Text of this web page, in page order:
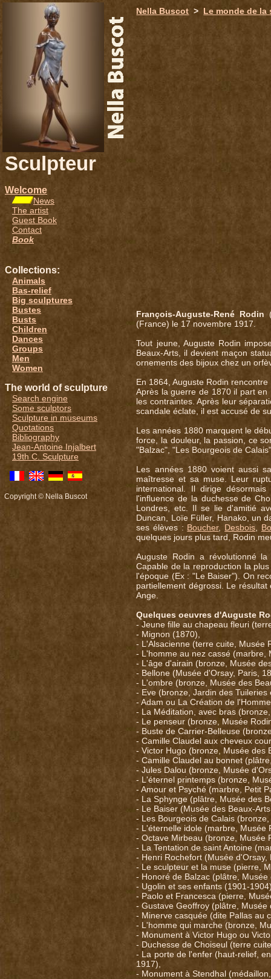
Sculpteur
Welcome
News
The artist
Guest Book
Contact
Book
Collections:
Animals
Bas-relief
Big sculptures
Bustes
Busts
Children
Dances
Groups
Men
Women
The world of sculpture
Search engine
Some sculptors
Sculpture in museums
Quotations
Bibliography
Jean-Antoine Injalbert
19th C. Sculpture
Copyright © Nella Buscot
Nella Buscot > Le monde de la
François-Auguste-René Rodin
(France) le 17 novembre 1917.
Tout jeune, Auguste Rodin
Beaux-Arts, il devient maçon
ornements des bijoux chez un
En 1864, Auguste Rodin rencontre
Après la guerre de 1870 il part
les contraintes. Après leur
scandale éclate, il est accusé de
Les années 1880 marquent le
force, la douleur, la passion, ce
"Balzac", "Les Bourgeois de
Les années 1880 voient aussi
maîtresse et sa muse. Leur
international. Il dirige
l'influence de la duchesse de
Londres, etc. Il se lie d'amitié
Duncan, Loïe Füller, Hanako, un
ses élèves : Boucher, Desbois
quelques jours plus tard, Rodin
Auguste Rodin a révolutionné
Capable de la reproduction la
l'époque (Ex : "Le Baiser"). On
partiellement dégrossi. Le
Ange.
Quelques oeuvres d'Auguste
- Jeune fille au chapeau fleuri
- Mignon (1870),
- L'Alsacienne (terre cuite, Musée
- L'homme au nez cassé (marbre,
- L'âge d'airain (bronze, Musée
- Bellone (Musée d'Orsay, Paris,
- L'ombre (bronze, Musée des
- Eve (bronze, Jardin des
- Adam ou La Création de
- La Méditation, avec bras
- Le penseur (bronze, Musée
- Buste de Carrier-Belleuse
- Camille Claudel aux cheveux
- Victor Hugo (bronze, Musée des
- Camille Claudel au bonnet
- Jules Dalou (bronze, Musée
- L'éternel printemps (bronze,
- Amour et Psyché (marbre, Petit
- La Sphynge (plâtre, Musée des
- Le Baiser (Musée des Beaux-
- Les Bourgeois de Calais
- L'éternelle idole (marbre, Musée
- Octave Mirbeau (bronze, Musée
- La Tentation de saint Antoine
- Henri Rochefort (Musée d'Orsay,
- Le sculpteur et la muse (pierre,
- Honoré de Balzac (plâtre,
- Ugolin et ses enfants (1901-
- Paolo et Francesca (pierre,
- Gustave Geoffroy (plâtre,
- Minerve casquée (dite Pallas au
- L'homme qui marche (bronze,
- Monument à Victor Hugo ou
- Duchesse de Choiseul (terre
- La porte de l'enfer (haut-relief,
1917),
- Monument à Stendhal